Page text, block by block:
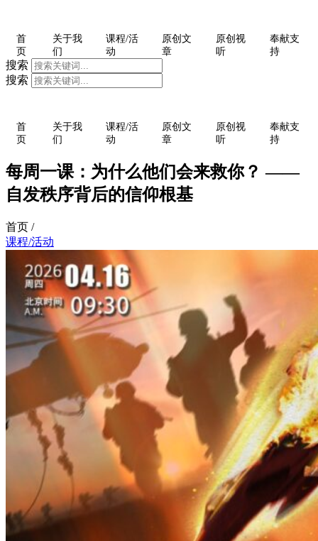
首
页
关于我
们
课程/活
动
原创文
章
原创视
听
奉献支
持
搜索
搜索
首
页
关于我
们
课程/活
动
原创文
章
原创视
听
奉献支
持
每周一课：为什么他们会来救你？ ——
自发秩序背后的信仰根基
首页 /
课程/活动